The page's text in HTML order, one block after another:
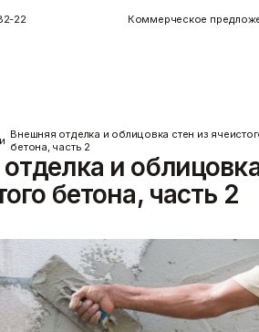
22 Коммерческое
для плитки
Керамогранит
Показать больше
Внешняя отделка и облицовка стен из
бетона, часть 2
и
бетона, часть 2